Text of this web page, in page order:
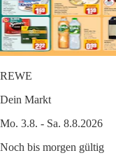
REWE
Dein Markt
Mo. 3.8. - Sa. 8.8.2026
Noch bis morgen gültig